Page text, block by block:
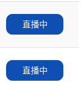
直播中
直播中